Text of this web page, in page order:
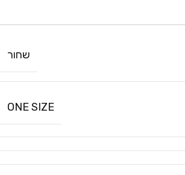
שחור
ONE SIZE